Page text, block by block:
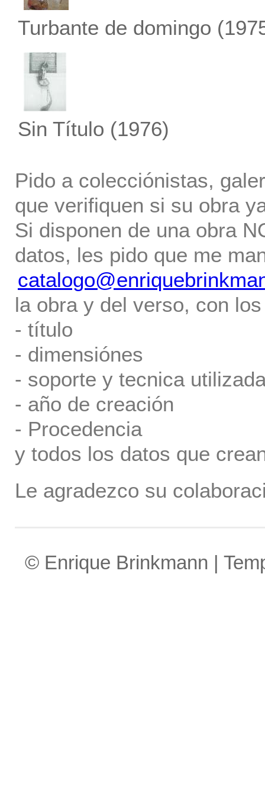
Turbante de domingo
Sin Título (1976)
Pido a colecciónistas,
que verifiquen si su obra
Si disponen de una obra
datos, les pido que me
la obra y del verso, con
- título
- dimensiónes
- soporte y tecnica
- año de creación
- Procedencia
y todos los datos que
Le agradezco su
© Enrique Brinkmann |